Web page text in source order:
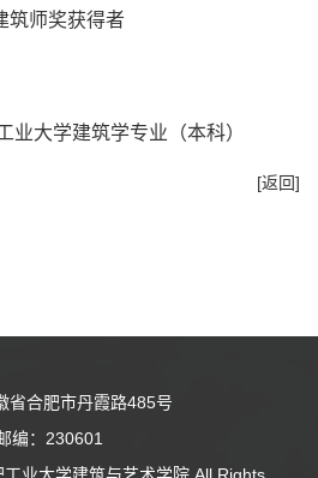
筑师奖获得者
大学建筑学专业（本科）
[返回]
省合肥市丹霞路485号
编：230601